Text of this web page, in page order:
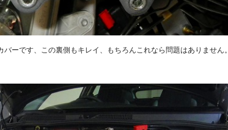
ーです、この裏側もキレイ、もちろんこれなら問題はありません。